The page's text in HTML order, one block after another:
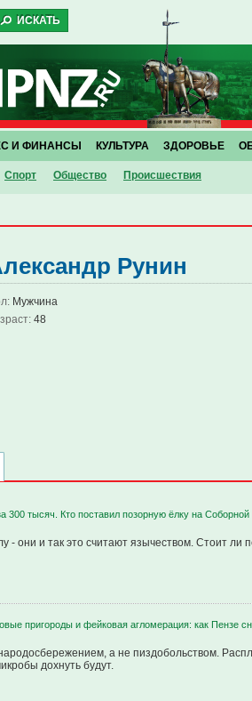
Спорт Общество Проиcшествия
И ФИНАНСЫ КУЛЬТУРА ЗДОРОВЬЕ
Рунин
Мужчина
48
300 тысяч. Кто поставил позорную ёлку на
- они и так это считают язычеством. Стоит ли
пригороды и фейковая агломерация: как Пензе
а не пиздобольством.
дохнуть будут.